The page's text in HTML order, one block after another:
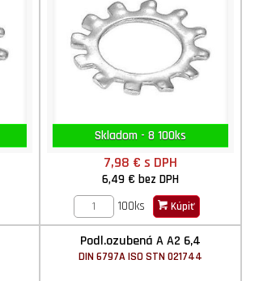
Skladom - 8 100ks
7,98 € s DPH
6,49 € bez DPH
100ks
Kúpiť
Podl.ozubená A A2 6,4
DIN 6797A ISO STN 021744